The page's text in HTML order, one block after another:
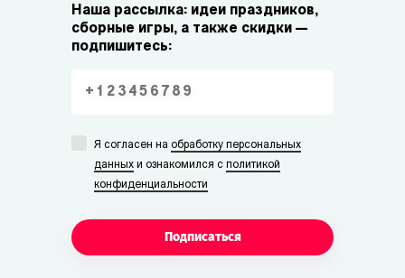
Наша рассылка: идеи праздников,
сборные игры, а также скидки —
подпишитесь:
Я согласен на обработку персональных
данных и ознакомился с политикой
конфиденциальности
Подписаться